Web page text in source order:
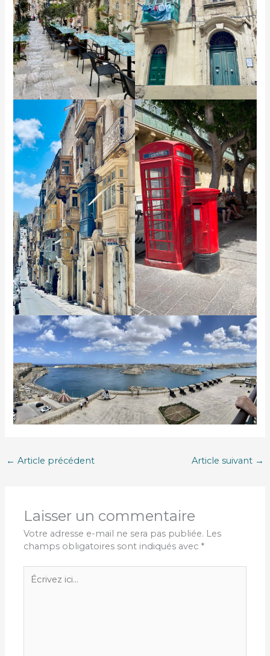
← Article précédent Article suivant →
Laisser un commentaire
Votre adresse e-mail ne sera pas publiée. Les
champs obligatoires sont indiqués avec *
Écrivez
ici…